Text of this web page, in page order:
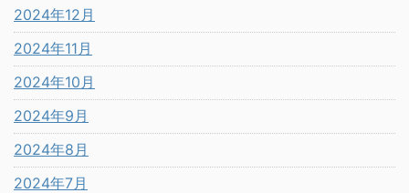
2024年12月
2024年11月
2024年10月
2024年9月
2024年8月
2024年7月